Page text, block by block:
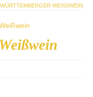
WÜRTTEMBERGER WEISSWEIN